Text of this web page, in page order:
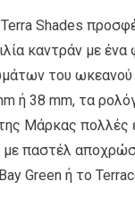
Shades
καντράν με ένα
του ωκεανού
ή 38 mm, τα
Μάρκας πολλές
με παστέλ
Green ή το